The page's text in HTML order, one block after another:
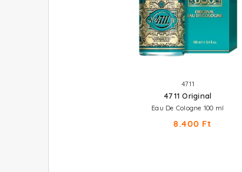
4711
4711 Original
Eau De Cologne 100 ml
8.400 Ft